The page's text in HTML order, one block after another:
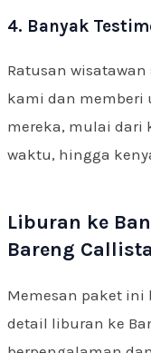
4. Banyak
Ratusan
kami dan memberi
mereka, mulai dari
waktu, hingga
Liburan ke
Bareng
Memesan paket ini
detail liburan ke